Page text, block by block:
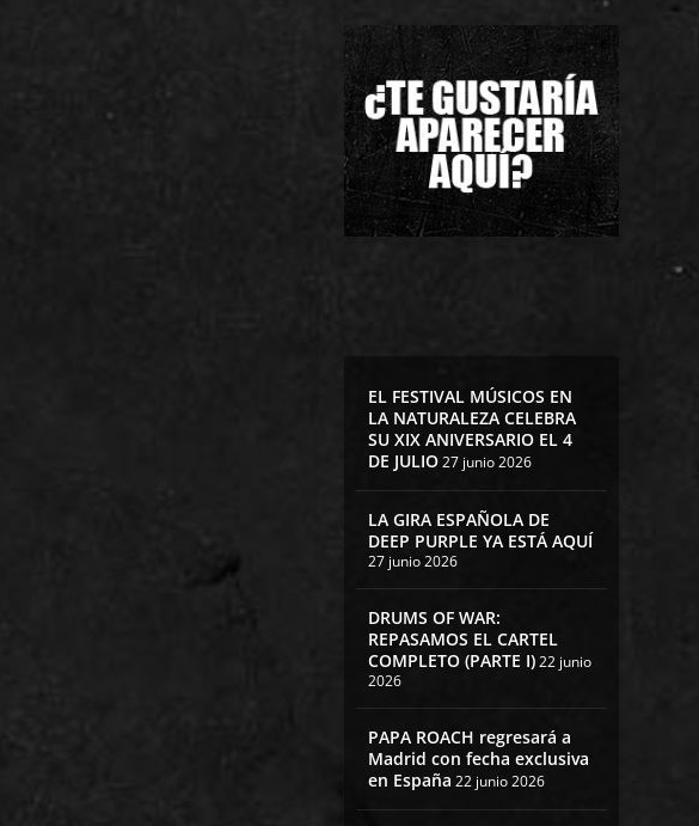
EL FESTIVAL MÚSICOS EN
LA NATURALEZA CELEBRA
SU XIX ANIVERSARIO EL 4
DE JULIO27 junio 2026
LA GIRA ESPAÑOLA DE
DEEP PURPLE YA ESTÁ AQUÍ
27 junio 2026
DRUMS OF WAR:
REPASAMOS EL CARTEL
COMPLETO (PARTE I)22 junio
2026
PAPA ROACH regresará a
Madrid con fecha exclusiva
en España 22 junio 2026